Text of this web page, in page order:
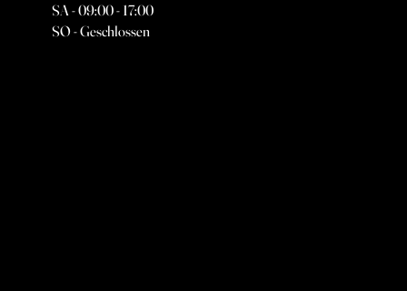
SA - 09:00 - 17:00
SO - Geschlossen